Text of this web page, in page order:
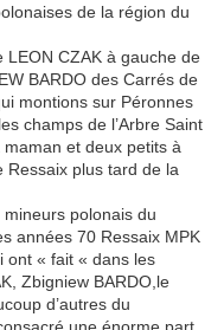
de la région du
CZAK à gauche de
BARDO des Carrés de
montions sur Péronnes
champs de l’Arbre Saint
et deux petits à
Ressaix plus tard de la
polonais du
années 70 Ressaix MPK
ont « fait « dans les
Zbigniew BARDO,le
d’autres du
une énorme part